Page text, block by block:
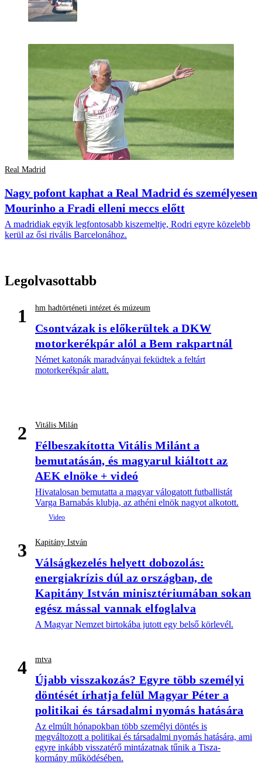
Real Madrid
Nagy pofont kaphat a Real Madrid és személyesen
Mourinho a Fradi elleni meccs előtt
A madridiak egyik legfontosabb kiszemeltje, Rodri egyre közelebb
kerül az ősi rivális Barcelonához.
Legolvasottabb
1 hm hadtörténeti intézet és múzeum
Csontvázak is előkerültek a DKW
motorkerékpár alól a Bem rakpartnál
Német katonák maradványai feküdtek a feltárt
motorkerékpár alatt.
2 Vitális Milán
Félbeszakította Vitális Milánt a
bemutatásán, és magyarul kiáltott az
AEK elnöke + videó
Hivatalosan bemutatta a magyar válogatott futballistát
Varga Barnabás klubja, az athéni elnök nagyot alkotott.
3 Kapitány István
Válságkezelés helyett dobozolás:
energiakrízis dúl az országban, de
Kapitány István minisztériumában sokan
egész mással vannak elfoglalva
A Magyar Nemzet birtokába jutott egy belső körlevél.
4 mtva
Újabb visszakozás? Egyre több személyi
döntését írhatja felül Magyar Péter a
politikai és társadalmi nyomás hatására
Az elmúlt hónapokban több személyi döntés is
megváltozott a politikai és társadalmi nyomás hatására, ami
egyre inkább visszatérő mintázatnak tűnik a Tisza-
kormány működésében.